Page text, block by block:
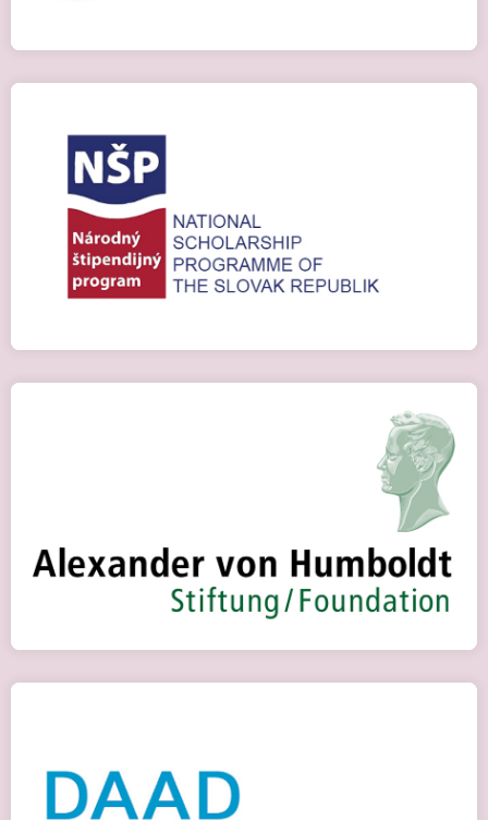
Стипендіальна програма NSP
Детальніше
Програма ім. Георга Форстера
Детальніше
Стипендіальна програма від DAAD